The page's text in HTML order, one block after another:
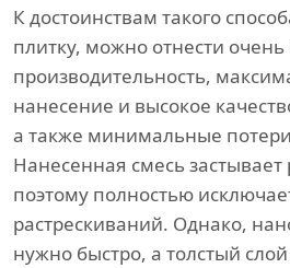
К достоинствам такого
плитку, можно отнести
производительность,
нанесение и высокое
а также минимальные
Нанесенная смесь
поэтому полностью
растрескиваний. Однако,
нужно быстро, а толстый